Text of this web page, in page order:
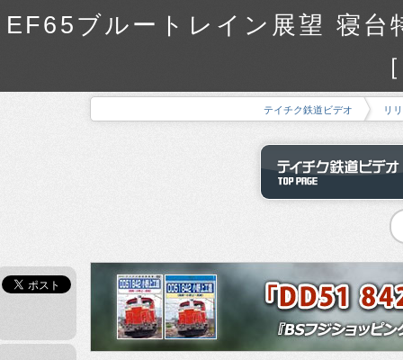
EF65ブルートレイン展望 寝
テイチク鉄道ビデオ リ